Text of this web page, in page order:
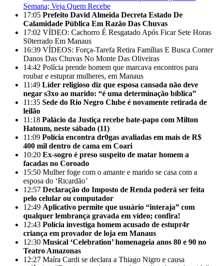
Semana; Veja Quem Recebe
17:05 Prefeito David Almeida Decreta Estado De
Calamidade Pública Em Razão Das Chuvas
17:02 VÍDEO: Cachorro É Resgatado Após Ficar Sete Horas
S0terrado Em Manaus
16:39 VÍDEOS: Força-Tarefa Retira Famílias E Busca Conter
Danos Das Chuvas No Monte Das Oliveiras
14:42 Polícia prende homem que marcava encontros para
roubar e estuprar mulheres, em Manaus
11:49 Líder religioso diz que esposa cansada não deve
negar s3xo ao marido: “é uma determinação bíblica”
11:35 Sede do Rio Negro Clube é novamente retirada de
leilão
11:18 Palácio da Justiça recebe bate-papo com Milton
Hatoum, neste sábado (11)
11:09 Polícia encontra dr0gas avaliadas em mais de R$
400 mil dentro de cama em Coari
10:20 Ex-sogro é preso suspeito de matar homem a
facadas no Coroado
15:50 Mulher foge com o amante e marido se casa com a
esposa do ‘Ricardão’
12:57 Declaração do Imposto de Renda poderá ser feita
pelo celular ou computador
12:49 Aplicativo permite que usuário “interaja” com
qualquer lembrança gravada em vídeo; confira!
12:43 Polícia investiga homem acusado de estupr4r
criança em provador de loja em Manaus
12:30 Musical ‘Celebration’ homenageia anos 80 e 90 no
Teatro Amazonas
12:27 Maíra Cardi se declara a Thiago Nigro e causa